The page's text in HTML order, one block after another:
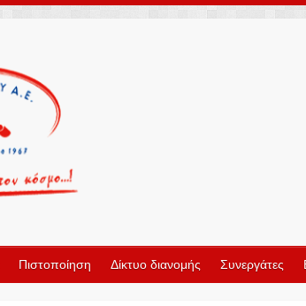
Πιστοποίηση Δίκτυο διανομής Συνεργάτες